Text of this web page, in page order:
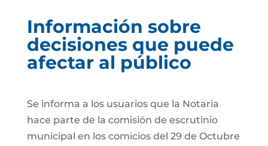
Información sobre
decisiones que puede
afectar al público
Se informa a los usuarios que la Notaria
hace parte de la comisión de escrutinio
municipal en los comicios del 29 de Octubre